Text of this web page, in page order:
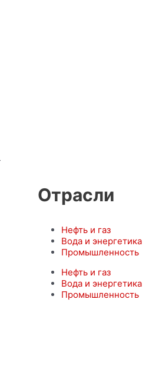
Отрасли
Нефть и газ
Вода и энергетика
Промышленность
Нефть и газ
Вода и энергетика
Промышленность